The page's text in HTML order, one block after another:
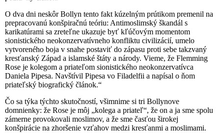
O dva dni neskôr Bollyn tento fakt kúzelným prútikom premenil na
prepracovanú konšpiračnú teóriu: Antimoslimský škandál s
karikatúrami sa zreteľne ukazuje byť kľúčovým momentom
sionistického neokonzervatívneho konfliktu civilizácií, umelo
vytvoreného boja v snahe postaviť do zápasu proti sebe takzvaný
kresťanský Západ a islamské štáty a národy. Vieme, že Flemming
Rose je kolegom a priateľom sionistického neokonzervatívca
Daniela Pipesa. Navštívil Pipesa vo Filadelfii a napísal o ňom
priateľský biografický článok.“
Čo sa týka týchto skutočností, všimnime si tri Bollynove
domnienky: že Rose je môj „kolega a priateľ“, že on a ja sme spolu
zámerne provokovali moslimov, a že sme časťou širokej
konšpirácie na zhoršenie vzťahov medzi kresťanmi a moslimami.